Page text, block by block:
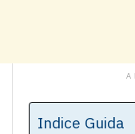
Indice Guida